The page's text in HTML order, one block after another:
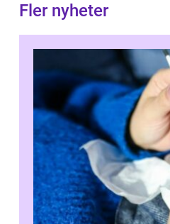
Fler nyheter